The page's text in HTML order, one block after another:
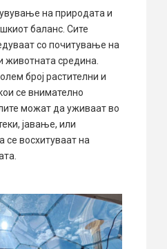
на природата и
баланс. Сите
со почитување на
животната средина.
број растителни и
се внимателно
можат да уживаат во
јавање, или
восхитуваат на